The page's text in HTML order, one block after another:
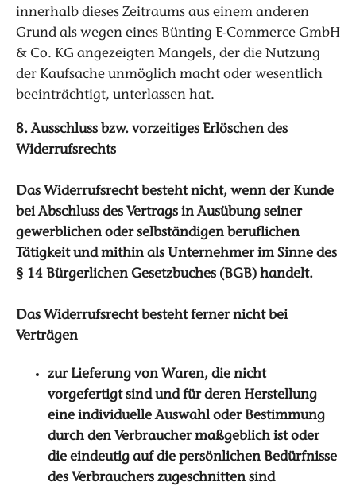
innerhalb dieses Zeitraums aus einem anderen
Grund als wegen eines Bünting E-Commerce GmbH
& Co. KG angezeigten Mangels, der die Nutzung
der Kaufsache unmöglich macht oder wesentlich
beeinträchtigt, unterlassen hat.
8. Ausschluss bzw. vorzeitiges Erlöschen des
Widerrufsrechts
Das Widerrufsrecht besteht nicht, wenn der Kunde
bei Abschluss des Vertrags in Ausübung seiner
gewerblichen oder selbständigen beruflichen
Tätigkeit und mithin als Unternehmer im Sinne des
§ 14 Bürgerlichen Gesetzbuches (BGB) handelt.
Das Widerrufsrecht besteht ferner nicht bei
Verträgen
zur Lieferung von Waren, die nicht
vorgefertigt sind und für deren Herstellung
eine individuelle Auswahl oder Bestimmung
durch den Verbraucher maßgeblich ist oder
die eindeutig auf die persönlichen Bedürfnisse
des Verbrauchers zugeschnitten sind